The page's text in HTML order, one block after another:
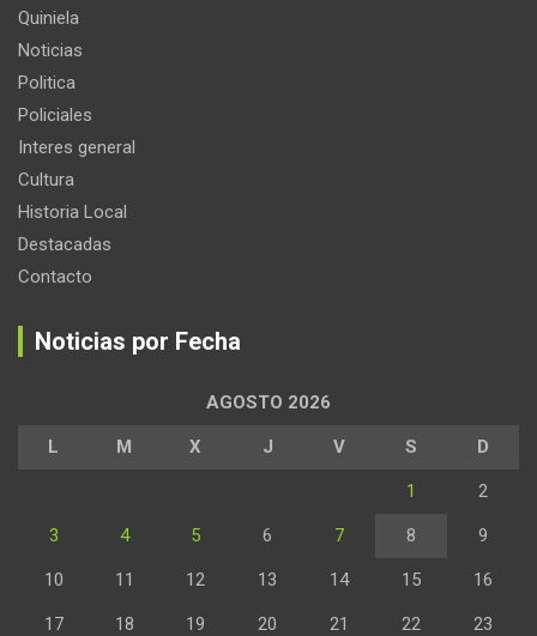
Quiniela
Noticias
Politica
Policiales
Interes general
Cultura
Historia Local
Destacadas
Contacto
Noticias por Fecha
AGOSTO 2026
L M X J V S D
1 2
3 4 5 6 7 8 9
10 11 12 13 14 15 16
17 18 19 20 21 22 23